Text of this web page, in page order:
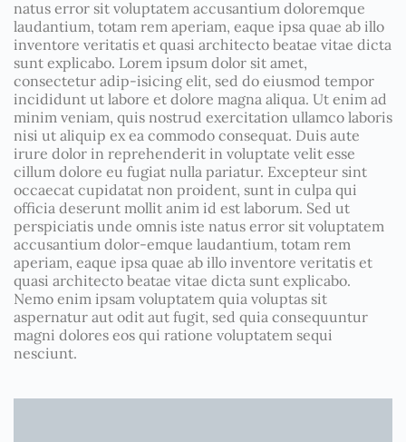
natus error sit voluptatem accusantium doloremque
laudantium, totam rem aperiam, eaque ipsa quae ab illo
inventore veritatis et quasi architecto beatae vitae dicta
sunt explicabo. Lorem ipsum dolor sit amet,
consectetur adip-isicing elit, sed do eiusmod tempor
incididunt ut labore et dolore magna aliqua. Ut enim ad
minim veniam, quis nostrud exercitation ullamco laboris
nisi ut aliquip ex ea commodo consequat. Duis aute
irure dolor in reprehenderit in voluptate velit esse
cillum dolore eu fugiat nulla pariatur. Excepteur sint
occaecat cupidatat non proident, sunt in culpa qui
officia deserunt mollit anim id est laborum. Sed ut
perspiciatis unde omnis iste natus error sit voluptatem
accusantium dolor-emque laudantium, totam rem
aperiam, eaque ipsa quae ab illo inventore veritatis et
quasi architecto beatae vitae dicta sunt explicabo.
Nemo enim ipsam voluptatem quia voluptas sit
aspernatur aut odit aut fugit, sed quia consequuntur
magni dolores eos qui ratione voluptatem sequi
nesciunt.